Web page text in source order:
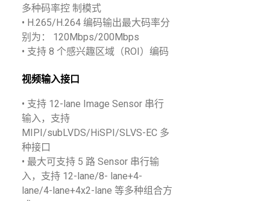
多种码率控 制模式
• H.265/H.264 编码输出最大码率分
别为： 120Mbps/200Mbps
• 支持 8 个感兴趣区域（ROI）编码
视频输入接口
• 支持 12-lane Image Sensor 串行
输入，支持
MIPI/subLVDS/HiSPI/SLVS-EC 多
种接口
• 最大可支持 5 路 Sensor 串行输
入，支持 12-lane/8- lane+4-
lane/4-lane+4x2-lane 等多种组合方